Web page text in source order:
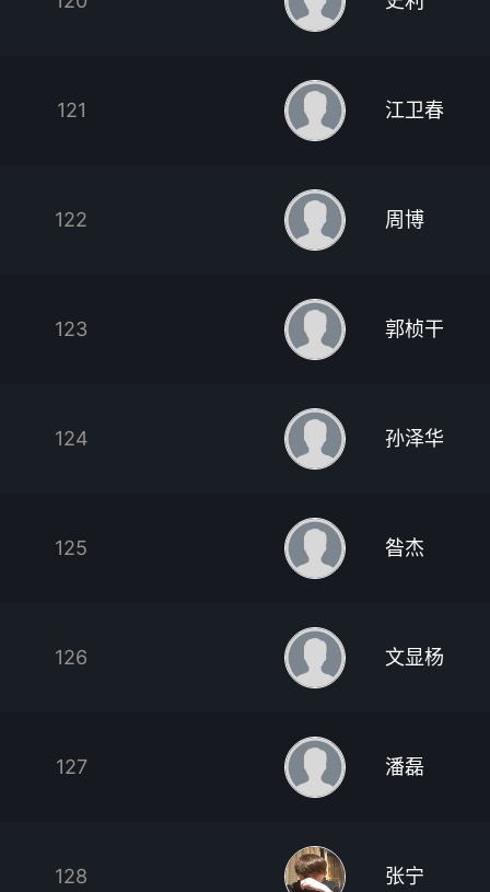
121 江卫春
122 周博
123 郭桢干
124 孙泽华
125 昝杰
126 文显杨
127 潘磊
128 张宁